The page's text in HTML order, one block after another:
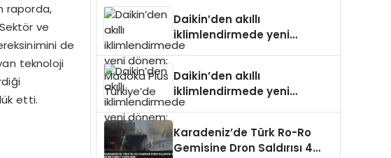
raporda,
ve
de
teknoloji
etti.
Daikin’den akıllı
iklimlendirmede yeni
dönem: Madoka Plus
Daikin’den akıllı
iklimlendirmede yeni
dönem: Madoka Plus
Karadeniz’de Türk Ro-Ro
Gemisine Dron Saldırısı 4